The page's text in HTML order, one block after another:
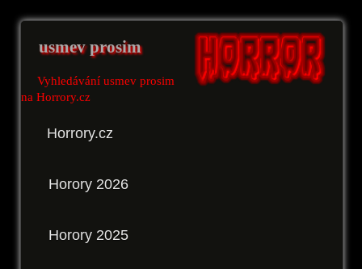
usmev prosim
Vyhledávání usmev prosim
na Horrory.cz
Horrory.cz
Horory 2026
Horory 2025